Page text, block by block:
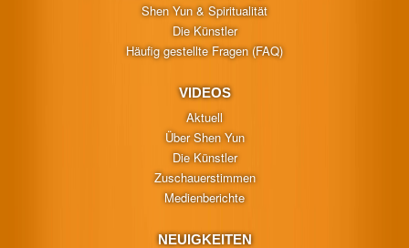
Shen Yun & Spiritualität
Die Künstler
Häufig gestellte Fragen (FAQ)
VIDEOS
Aktuell
Über Shen Yun
Die Künstler
Zuschauerstimmen
Medienberichte
NEUIGKEITEN